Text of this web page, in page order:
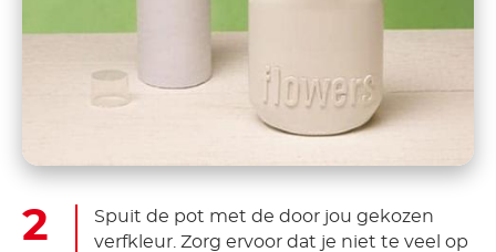
Spuit de pot met de door jou gekozen
verfkleur. Zorg ervoor dat je niet te veel op